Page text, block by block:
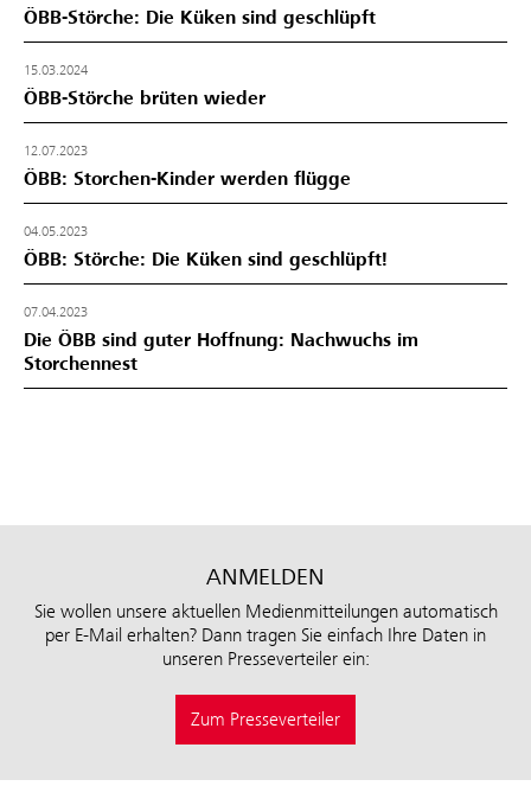
ÖBB-Störche: Die Küken sind geschlüpft
15.03.2024
ÖBB-Störche brüten wieder
12.07.2023
ÖBB: Storchen-Kinder werden flügge
04.05.2023
ÖBB: Störche: Die Küken sind geschlüpft!
07.04.2023
Die ÖBB sind guter Hoffnung: Nachwuchs im
Storchennest
ANMELDEN
Sie wollen unsere aktuellen Medienmitteilungen automatisch
per E-Mail erhalten? Dann tragen Sie einfach Ihre Daten in
unseren Presseverteiler ein:
Zum Presseverteiler